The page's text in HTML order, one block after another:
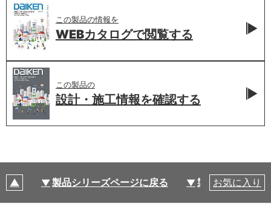
この製品の情報を
WEBカタログで閲覧する
この製品の
設計・施工情報を確認する
製品シリーズページに戻る 製品仕様
お気に入り